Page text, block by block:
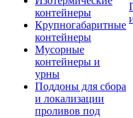
контейнеры
Крупногабаритные
контейнеры
Мусорные
контейнеры и
урны
Поддоны для сбора
и локализации
проливов под